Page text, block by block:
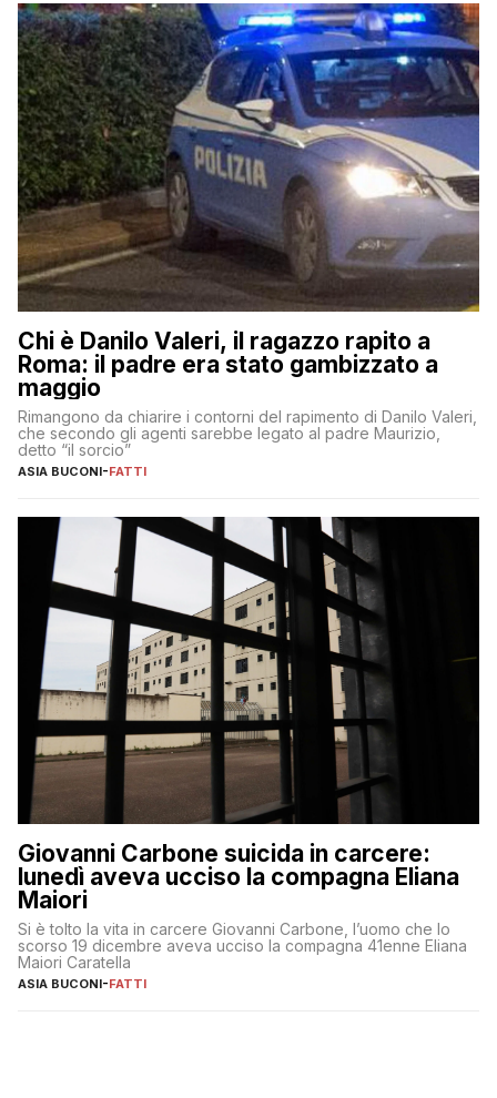
Chi è Danilo Valeri, il ragazzo rapito a
Roma: il padre era stato gambizzato a
maggio
Rimangono da chiarire i contorni del rapimento di Danilo Valeri,
che secondo gli agenti sarebbe legato al padre Maurizio,
detto “il sorcio”
ASIA BUCONI-FATTI
Giovanni Carbone suicida in carcere:
lunedì aveva ucciso la compagna Eliana
Maiori
Si è tolto la vita in carcere Giovanni Carbone, l’uomo che lo
scorso 19 dicembre aveva ucciso la compagna 41enne Eliana
Maiori Caratella
ASIA BUCONI-FATTI